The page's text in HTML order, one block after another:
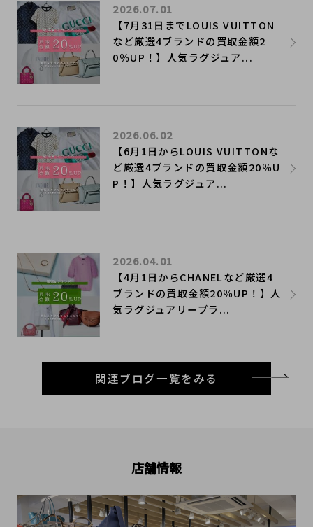
【7月31日までLOUIS VUITTON
など厳選4ブランドの買取金額2
0％UP！】人気ラグジュア...
2026.07.01
【6月1日からLOUIS VUITTONな
ど厳選4ブランドの買取金額20％U
P！】人気ラグジュア...
2026.06.02
【4月1日からCHANELなど厳選4
ブランドの買取金額20％UP！】人
気ラグジュアリーブラ...
2026.04.01
関連ブログ一覧をみる
店舗情報